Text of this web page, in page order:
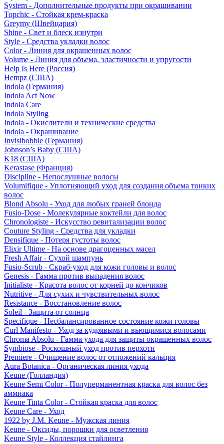
System - Дополнительные продукты при окрашивании
Topchic - Стойкая крем-краска
Greymy (Швейцария)
Shine - Свет и блеск изнутри
Style - Средства укладки волос
Color - Линия для окрашенных волос
Volume - Линия для объема, эластичности и упругости
Help Is Here (Россия)
Hempz (США)
Indola (Германия)
Indola Act Now
Indola Care
Indola Styling
Indola - Окислители и технические средства
Indola - Окрашивание
Invisibobble (Германия)
Johnson’s Baby (США)
K18 (США)
Kerastase (Франция)
Discipline - Непослушные волосы
Volumifique - Уплотняющий уход для создания объема тонких
волос
Blond Absolu - Уход для любых граней блонда
Fusio-Dose - Молекулярные коктейли для волос
Chronologiste - Искусство ревитализации волос
Couture Styling - Средства для укладки
Densifique - Потеря густоты волос
Elixir Ultime - На основе драгоценных масел
Fresh Affair - Сухой шампунь
Fusio-Scrub - Скраб-уход для кожи головы и волос
Genesis - Гамма против выпадения волос
Initialiste - Красота волос от корней до кончиков
Nutritive - Для сухих и чувствительных волос
Resistance - Восстановление волос
Soleil - Защита от солнца
Specifique - Несбалансированное состояние кожи головы
Curl Manifesto - Уход за кудрявыми и вьющимися волосами
Chroma Absolu - Гамма ухода для защиты окрашенных волос
Symbiose - Роскошный уход против перхоти
Premiere - Очищение волос от отложений кальция
Aura Botanica - Органическая линия ухода
Keune (Голландия)
Keune Semi Color - Полуперманентная краска для волос без
аммиака
Keune Tinta Color - Стойкая краска для волос
Keune Care - Уход
1922 by J.M. Keune - Мужская линия
Keune - Оксиды, порошки для осветления
Keune Style - Коллекция стайлинга